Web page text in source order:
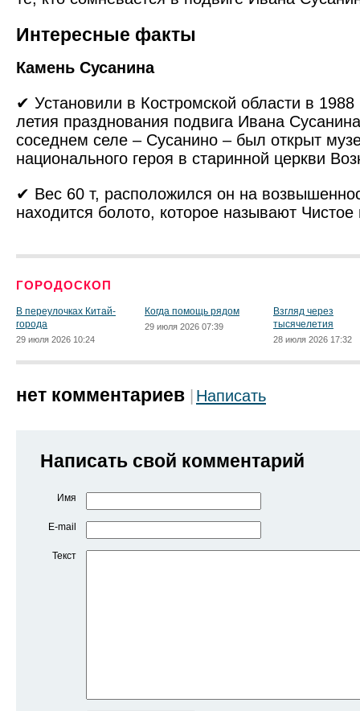
Интересные факты
Камень Сусанина
✔ Установили в Костромской области в 1988
летия празднования подвига Ивана
соседнем селе – Сусанино – был открыт
национального героя в старинной церкви
✔ Вес 60 т, расположился он на
находится болото, которое называют
ГОРОДОСКОП
В переулочках Китай-
города
29 июля 2026 10:24
Когда помощь рядом
29 июля 2026 07:39
Взгляд через
тысячелетия
28 июля 2026 17:32
нет комментариев Написать
Написать свой комментарий
Имя
E-mail
Текст